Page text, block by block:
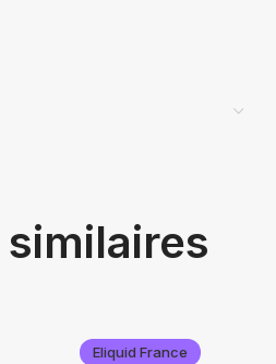
Eliquid France